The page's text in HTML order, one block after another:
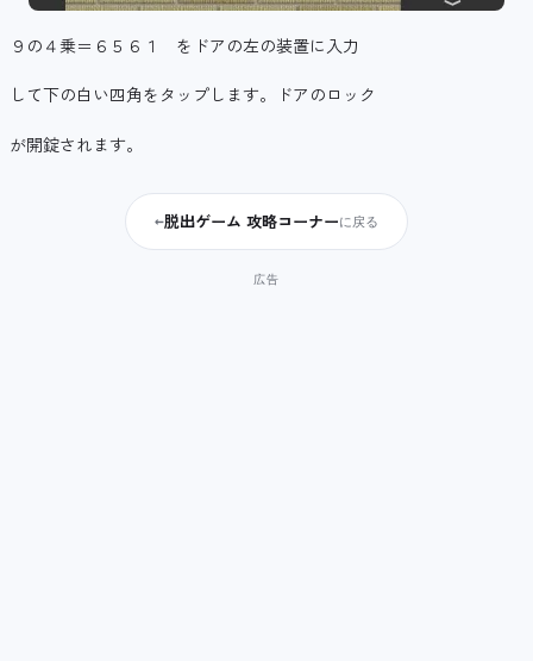
９の４乗＝６５６１ をドアの左の装置に入力
して下の白い四角をタップします。ドアのロック
が開錠されます。
←脱出ゲーム 攻略コーナーに戻る